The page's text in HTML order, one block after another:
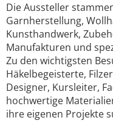
Die Aussteller
Garnherstellung,
Kunsthandwerk,
Manufakturen und
Zu den wichtigsten
Häkelbegeisterte,
Designer, Kursleiter,
hochwertige
ihre eigenen Projekte